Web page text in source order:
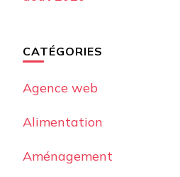
CATÉGORIES
Agence web
Alimentation
Aménagement